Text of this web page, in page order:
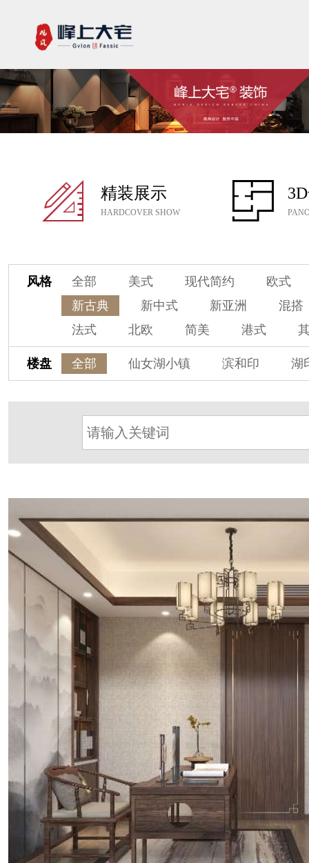
精装展示
HARDCOVER SHOW
风格 全部 美式 现代简约
欧式
新古典
新中式 新亚洲
混搭
法式
北欧 简美 港式
楼盘 全部 仙女湖小镇 滨和印
湖
杭州阳明谷
溪上玫瑰园
保亿·湖
杭房·首望澜翠府
西溪玫瑰
万科·悦虹湾
萧悦中御
绿城建发沁园
金地自在城
北辰国颂府
半山林畔
碧桂园珑悦
旭辉时代
自建别墅
名门世家
北辰奥园
杭州院子
桐庐中通家园
朗诗美丽洲
西湖墅
南江壹号 江南水乡
苏
世茂西西湖
十里风荷
西溪明珠
万科君望
众安景海湾
绿城西溪融庄
花涧堂
九龙仓雍景山
七里香溪
香洲里
百家乐西园
龙悦湾 翡翠城
阳光天际
金都夏宫
东方海岸